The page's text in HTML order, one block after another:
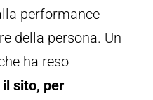
performance
della persona. Un
ha reso
sito, per